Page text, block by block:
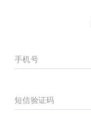
手机号
短信验证码